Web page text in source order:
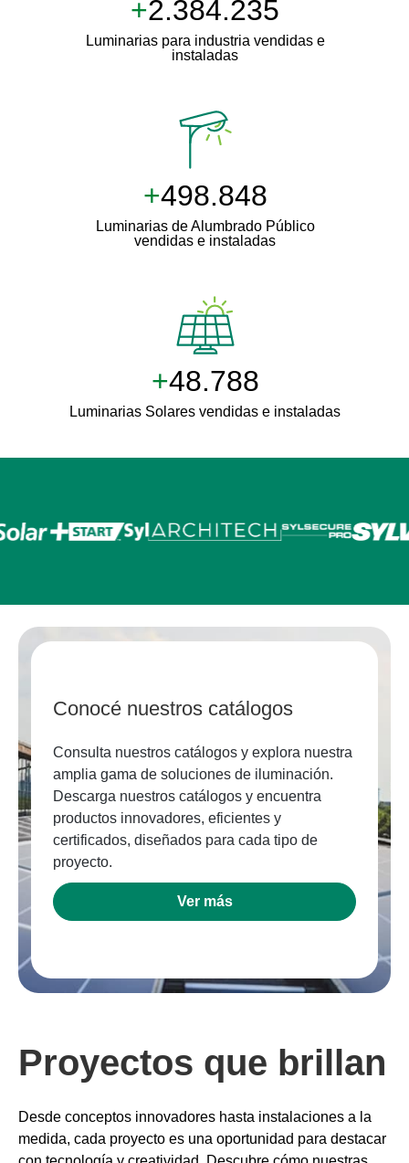
+2.500.000
Luminarias para industria vendidas e
instaladas
+511.000
Luminarias de Alumbrado Público
vendidas e instaladas
+50.000
Luminarias Solares vendidas e instaladas
Conocé nuestros catálogos
Consulta nuestros catálogos y explora nuestra
amplia gama de soluciones de iluminación.
Descarga nuestros catálogos y encuentra
productos innovadores, eficientes y
certificados, diseñados para cada tipo de
proyecto.
Ver más
Proyectos que brillan
Desde conceptos innovadores hasta instalaciones a la
medida, cada proyecto es una oportunidad para destacar